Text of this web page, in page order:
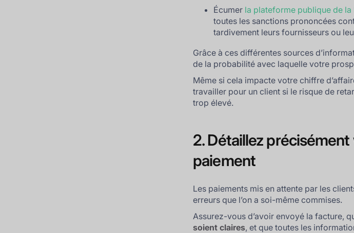
Écumer la plateforme publique de la
toutes les sanctions prononcées
tardivement leurs fournisseurs ou
Grâce à ces différentes sources
de la probabilité avec laquelle votre
Même si cela impacte votre chiffre
travailler pour un client si le risque de
trop élevé.
2. Détaillez
paiement
Les paiements mis en attente par les
erreurs que l’on a soi-même commises.
Assurez-vous d’avoir envoyé la facture,
soient claires, et que toutes les